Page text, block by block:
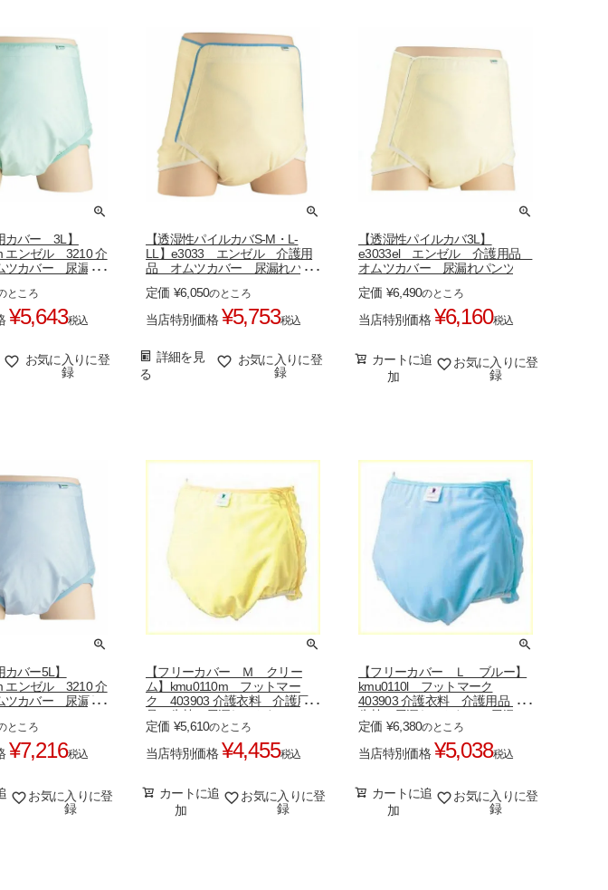
カバー 3L】
エンゼル 3210 介
カバー 尿漏れ
ところ
¥5,643税込
お気に入りに登
録
【透湿性パイルカバS-M・L-
LL】e3033 エンゼル 介護用
品 オムツカバー 尿漏れパン
定価 ¥6,050のところ
当店特別価格 ¥5,753税込
詳細を見
る
お気に入りに登
録
【透湿性パイルカバ3L】
e3033el エンゼル 介護用品
オムツカバー 尿漏れパンツ
定価 ¥6,490のところ
当店特別価格 ¥6,160税込
カートに追
加
お気に入りに登
録
カバー5L】
エンゼル 3210 介
カバー 尿漏れ
ところ
¥7,216税込
お気に入りに登
録
【フリーカバー Ｍ クリー
ム】kmu0110m フットマー
ク 403903 介護衣料 介護用
品 失禁 尿漏れ おむつ 尿
漏れパンツ
定価 ¥5,610のところ
当店特別価格 ¥4,455税込
カートに追
加
お気に入りに登
録
【フリーカバー Ｌ ブルー】
kmu0110l フットマーク
403903 介護衣料 介護用品
失禁 尿漏れ おむつ 尿漏れ
パンツ
定価 ¥6,380のところ
当店特別価格 ¥5,038税込
カートに追
加
お気に入りに登
録